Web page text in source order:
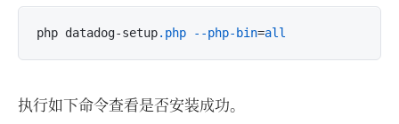
php datadog-setup.php --php-bin=all
执行如下命令查看是否安装成功。